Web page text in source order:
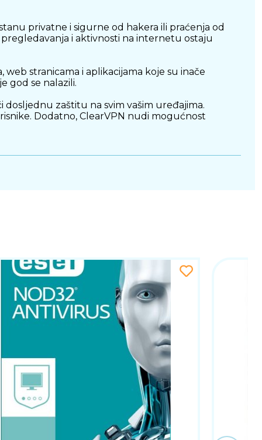
privatne i sigurne od hakera ili praćenja od
i aktivnosti na internetu ostaju
stranicama i aplikacijama koje su inače
god se nalazili.
dosljednu zaštitu na svim vašim uređajima.
Dodatno, ClearVPN nudi mogućnost